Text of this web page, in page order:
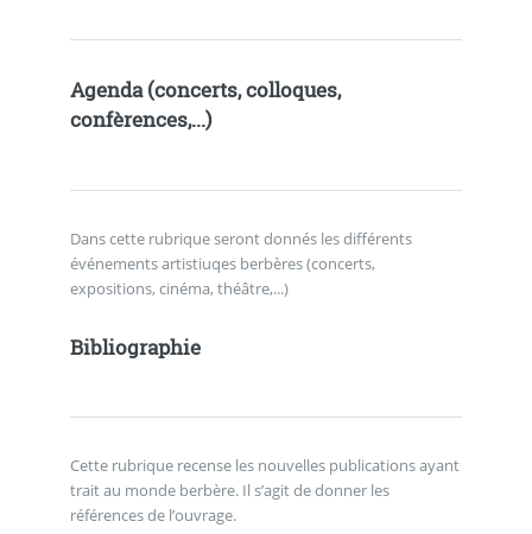
Agenda (concerts, colloques,
confèrences,...)
Dans cette rubrique seront donnés les différents
événements artistiuqes berbères (concerts,
expositions, cinéma, théâtre,...)
Bibliographie
Cette rubrique recense les nouvelles publications ayant
trait au monde berbère. Il s’agit de donner les
références de l’ouvrage.